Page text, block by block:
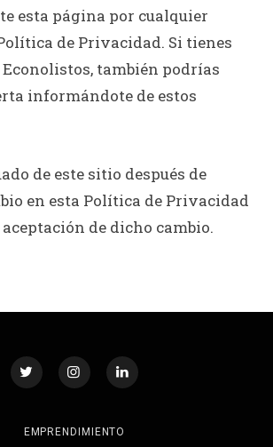
esta página por cualquier
de Privacidad. Si tienes
también podrías
informándote de estos
de este sitio después de
en esta Política de Privacidad
de dicho cambio.
EMPRENDIMIENTO